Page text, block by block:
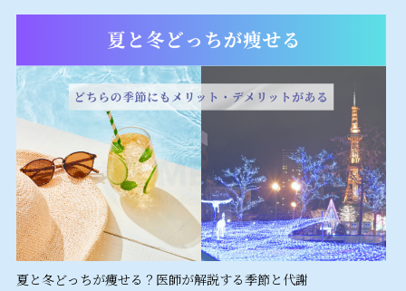
夏と冬どっちが痩せる？医師が解説する季節と代謝